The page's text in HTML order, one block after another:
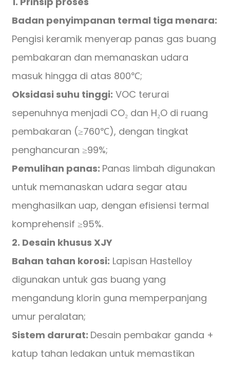
Badan penyimpanan termal tiga menara:
Pengisi keramik menyerap panas gas buang
pembakaran dan memanaskan udara
masuk hingga di atas 800℃;
Oksidasi suhu tinggi: VOC terurai
sepenuhnya menjadi CO₂ dan H₂O di ruang
pembakaran (≥760℃), dengan tingkat
penghancuran ≥99%;
Pemulihan panas: Panas limbah digunakan
untuk memanaskan udara segar atau
menghasilkan uap, dengan efisiensi termal
komprehensif ≥95%.
2. Desain khusus XJY
Bahan tahan korosi: Lapisan Hastelloy
digunakan untuk gas buang yang
mengandung klorin guna memperpanjang
umur peralatan;
Sistem darurat: Desain pembakar ganda +
katup tahan ledakan untuk memastikan